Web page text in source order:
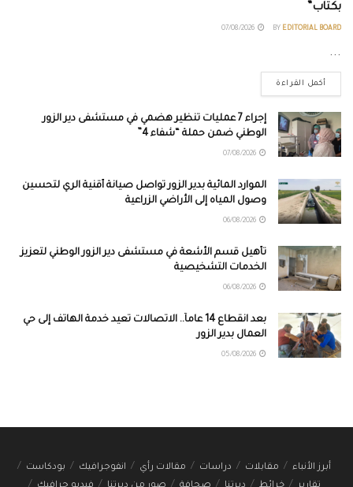
بكتاب”
BY EDITORIAL BOARD
...
أكمل القراءة
إجراء 7 عمليات تنظير هضمي في مستشفى دير الزور
الوطني ضمن حملة “شفاء 4”
الموارد المائية بدير الزور تواصل صيانة أقنية الري لتحسين
وصول المياه إلى الأراضي الزراعية
تأهيل قسم الأشعة في مستشفى دير الزور الوطني لتعزيز
الخدمات التشخيصية
بعد انقطاع 14 عاماً.. الاتصالات تعيد خدمة الهاتف إلى حي
العمال بدير الزور
أبرز الأنباء مقابلات دراسات مقالات رأي انفوجرافيك
بودكاست